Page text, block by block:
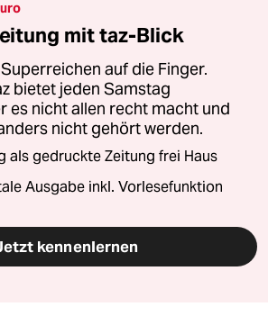
mit taz-Blick
auf die Finger.
bietet jeden Samstag
es nicht allen recht macht und
nicht gehört werden.
als gedruckte Zeitung frei Haus
Ausgabe inkl. Vorlesefunktion
kennenlernen